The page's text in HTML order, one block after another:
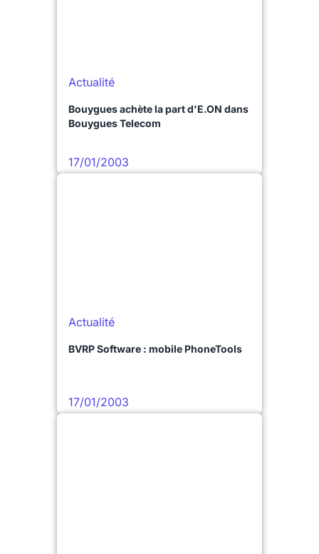
Actualité
Bouygues achète la part d'E.ON dans
Bouygues Telecom
17/01/2003
Actualité
BVRP Software : mobile PhoneTools
17/01/2003